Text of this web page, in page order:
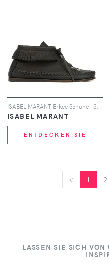
ISABEL MARANT
ENTDECKEN SIE
< 1 2
LASSEN SIE SICH VON